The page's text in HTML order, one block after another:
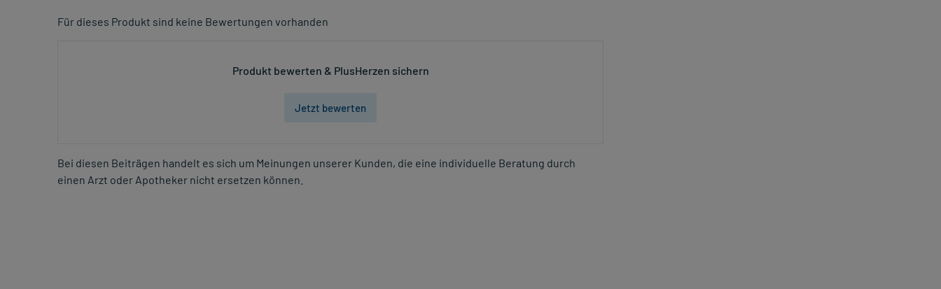
Für dieses Produkt sind keine Bewertungen vorhanden
Produkt bewerten & PlusHerzen sichern
Jetzt bewerten
Bei diesen Beiträgen handelt es sich um Meinungen unserer Kunden, die eine individuelle Beratung durch
einen Arzt oder Apotheker nicht ersetzen können.